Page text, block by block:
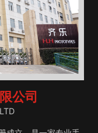
公司